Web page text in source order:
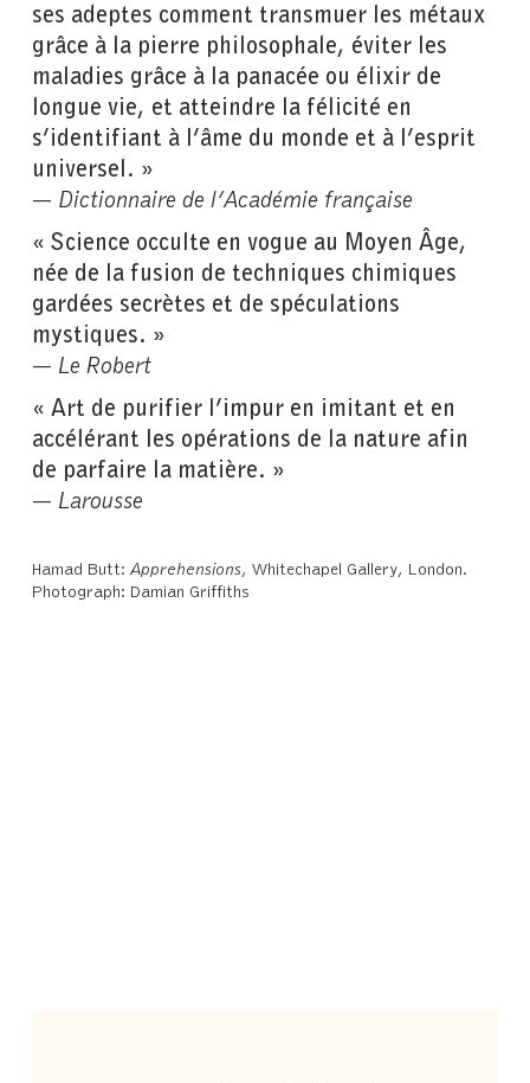
ses adeptes comment transmuer les métaux
grâce à la pierre philosophale, éviter les
maladies grâce à la panacée ou élixir de
longue vie, et atteindre la félicité en
s’identifiant à l’âme du monde et à l’esprit
universel. »
— Dictionnaire de l’Académie française
« Science occulte en vogue au Moyen Âge,
née de la fusion de techniques chimiques
gardées secrètes et de spéculations
mystiques. »
— Le Robert
« Art de purifier l’impur en imitant et en
accélérant les opérations de la nature afin
de parfaire la matière. »
— Larousse
Hamad Butt:Apprehensions, Whitechapel Gallery, London.
Photograph: Damian Griffiths